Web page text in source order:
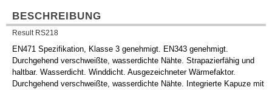
BESCHREIBUNG
Result RS218
EN471 Spezifikation, Klasse 3 genehmigt. EN343 genehmigt.
Durchgehend verschweißte, wasserdichte Nähte. Strapazierfähig und
haltbar. Wasserdicht. Winddicht. Ausgezeichneter Wärmefaktor.
Durchgehend verschweißte, wasserdichte Nähte. Integrierte Kapuze mit